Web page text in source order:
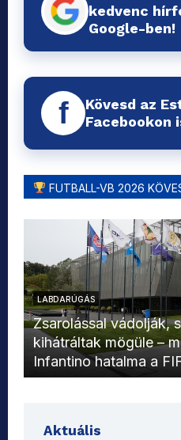
kedvenc
Google-ben!
f
Kövesd az
Facebookon
FUTBALL-VB 2026
LABDARÚGÁS
Zsarolással vádolják,
kihátráltak mögüle –
Infantino hatalma a
Aktuális